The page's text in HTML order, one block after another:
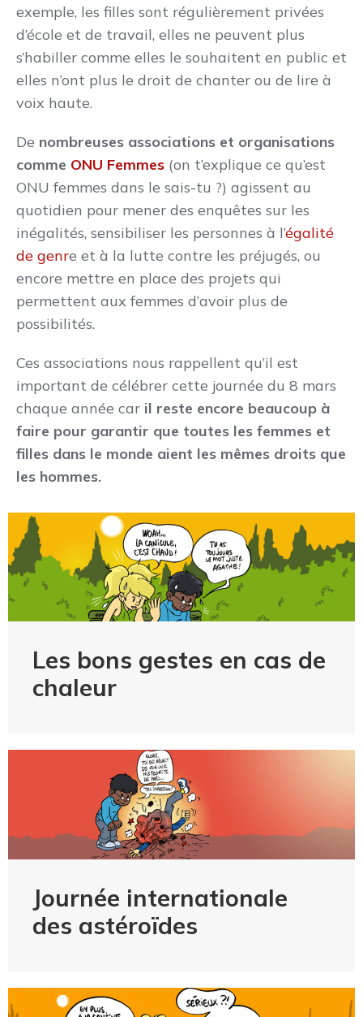
exemple, les filles sont régulièrement privées
d’école et de travail, elles ne peuvent plus
s’habiller comme elles le souhaitent en public et
elles n’ont plus le droit de chanter ou de lire à
voix haute.
De nombreuses associations et organisations
comme ONU Femmes (on t’explique ce qu’est
ONU femmes dans le sais-tu ?) agissent au
quotidien pour mener des enquêtes sur les
inégalités, sensibiliser les personnes à l’égalité
de genre et à la lutte contre les préjugés, ou
encore mettre en place des projets qui
permettent aux femmes d’avoir plus de
possibilités.
Ces associations nous rappellent qu’il est
important de célébrer cette journée du 8 mars
chaque année car il reste encore beaucoup à
faire pour garantir que toutes les femmes et
filles dans le monde aient les mêmes droits que
les hommes.
Les bons gestes en cas de
chaleur
Journée internationale
des astéroïdes